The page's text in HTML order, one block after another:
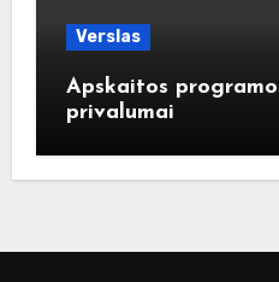
Verslas
Apskaitos
privalumai